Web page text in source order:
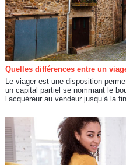
Quelles différences entre un
Le viager est une disposition
un capital partiel se nommant le
l’acquéreur au vendeur jusqu’à la